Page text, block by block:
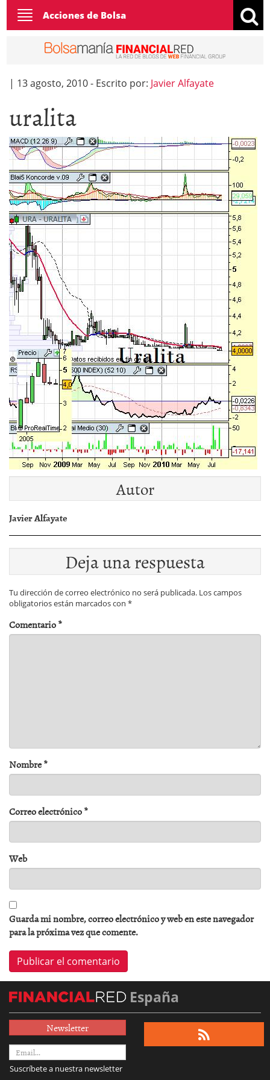
Toggle
navigation
Acciones de Bolsa
| 13 agosto, 2010- Escrito por: Javier Alfayate
uralita
Autor
Javier Alfayate
Deja una respuesta
Tu dirección de correo electrónico no será publicada. Los campos
obligatorios están marcados con *
Comentario*
Nombre*
Correo electrónico*
Web
Guarda mi nombre, correo electrónico y web en este navegador
para la próxima vez que comente.
España
Newsletter
Suscríbete a nuestra newsletter